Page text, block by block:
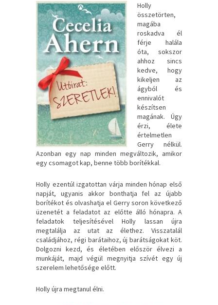
Holly
összetörten,
magába
roskadva él
férje halála
óta, sokszor
ahhoz sincs
kedve, hogy
kikeljen az
ágyból és
ennivalót
készítsen
magának. Úgy
érzi, élete
értelmetlen
Gerry nélkül.
Azonban egy nap minden megváltozik, amikor
egy csomagot kap, benne több borítékkal.
Holly ezentúl izgatottan várja minden hónap első
napját, ugyanis akkor bonthatja fel az újabb
borítékot és olvashatja el Gerry soron következő
üzenetét a feladatot az előtte álló hónapra. A
feladatok teljesítésével Holly lassan újra
megtalálja az utat az élethez. Visszatalál
családjához, régi barátaihoz, új barátságokat köt.
Dolgozni kezd, és életében először élvezi a
munkáját, majd végül megnyitja szívét egy új
szerelem lehetősége előtt.
Holly újra megtanul élni.